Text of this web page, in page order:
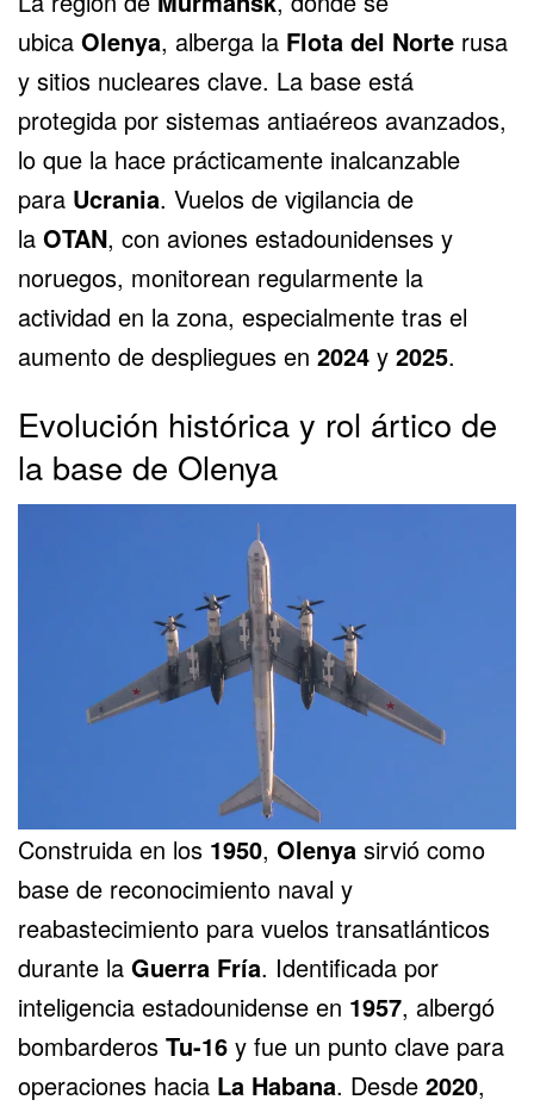
ubica Olenya, alberga la Flota del Norte rusa
y sitios nucleares clave. La base está
protegida por sistemas antiaéreos avanzados,
lo que la hace prácticamente inalcanzable
para Ucrania. Vuelos de vigilancia de
la OTAN, con aviones estadounidenses y
noruegos, monitorean regularmente la
actividad en la zona, especialmente tras el
aumento de despliegues en 2024 y 2025.
Evolución histórica y rol ártico de
la base de Olenya
Construida en los 1950, Olenya sirvió como
base de reconocimiento naval y
reabastecimiento para vuelos transatlánticos
durante la Guerra Fría. Identificada por
inteligencia estadounidense en 1957, albergó
bombarderos Tu-16 y fue un punto clave para
operaciones hacia La Habana. Desde 2020,